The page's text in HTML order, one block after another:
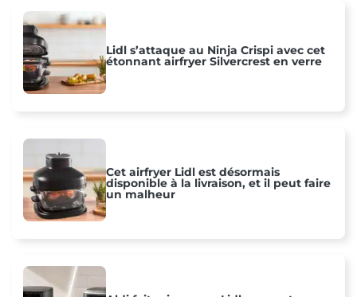
Lidl s’attaque au Ninja Crispi avec cet
étonnant airfryer Silvercrest en verre
Cet airfryer Lidl est désormais
disponible à la livraison, et il peut faire
un malheur